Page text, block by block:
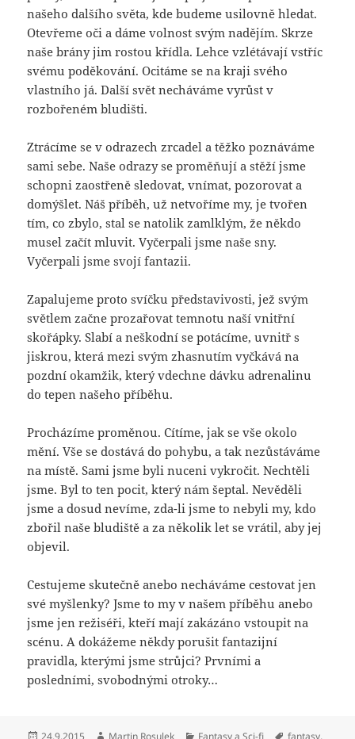
našeho dalšího světa, kde budeme usilovně hledat.
Otevřeme oči a dáme volnost svým nadějím. Skrze
naše brány jim rostou křídla. Lehce vzlétávají vstříc
svému poděkování. Ocitáme se na kraji svého
vlastního já. Další svět necháváme vyrůst v
rozbořeném bludišti.
Ztrácíme se v odrazech zrcadel a těžko poznáváme
sami sebe. Naše odrazy se proměňují a stěží jsme
schopni zaostřeně sledovat, vnímat, pozorovat a
domýšlet. Náš příběh, už netvoříme my, je tvořen
tím, co zbylo, stal se natolik zamlklým, že někdo
musel začít mluvit. Vyčerpali jsme naše sny.
Vyčerpali jsme svojí fantazii.
Zapalujeme proto svíčku představivosti, jež svým
světlem začne prozařovat temnotu naší vnitřní
skořápky. Slabí a neškodní se potácíme, uvnitř s
jiskrou, která mezi svým zhasnutím vyčkává na
pozdní okamžik, který vdechne dávku adrenalinu
do tepen našeho příběhu.
Procházíme proměnou. Cítíme, jak se vše okolo
mění. Vše se dostává do pohybu, a tak nezůstáváme
na místě. Sami jsme byli nuceni vykročit. Nechtěli
jsme. Byl to ten pocit, který nám šeptal. Nevěděli
jsme a dosud nevíme, zda-li jsme to nebyli my, kdo
zbořil naše bludiště a za několik let se vrátil, aby jej
objevil.
Cestujeme skutečně anebo necháváme cestovat jen
své myšlenky? Jsme to my v našem příběhu anebo
jsme jen režiséři, kteří mají zakázáno vstoupit na
scénu. A dokážeme někdy porušit fantazijní
pravidla, kterými jsme strůjci? Prvními a
posledními, svobodnými otroky…
Publikováno: Autor: Rubriky: Štítky: